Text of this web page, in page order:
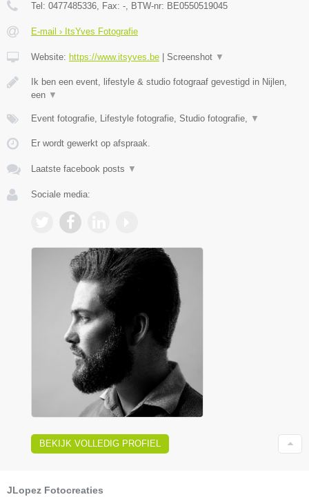
Tel: 0477485336, Fax: -, BTW-nr: BE0550519045
E-mail › ItsYves Fotografie
Website: https://www.itsyves.be Screenshot ▼
Ik ben een event, lifestyle & studio fotograaf gevestigd in Nijlen,
een ▼
Event fotografie, Lifestyle fotografie, Studio fotografie, ▼
Er wordt gewerkt op afspraak.
Laatste facebook posts ▼
Sociale media:
BEKIJK VOLLEDIG PROFIEL
JLopez Fotocreaties